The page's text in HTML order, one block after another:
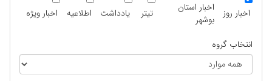
اخبار روز
اخبار استان
بوشهر
تیتر یادداشت اطلاعیه اخبار ویژه
انتخاب گروه